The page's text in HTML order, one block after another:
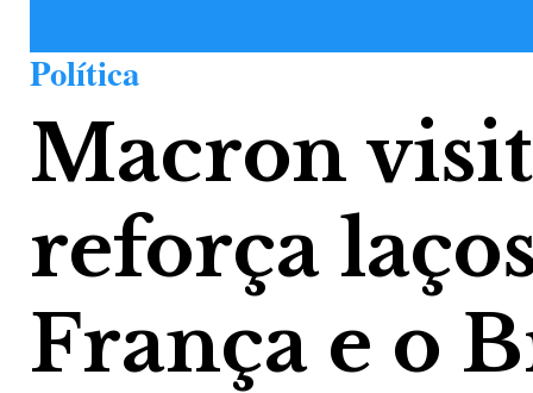
Política
Macron
reforça
França e o